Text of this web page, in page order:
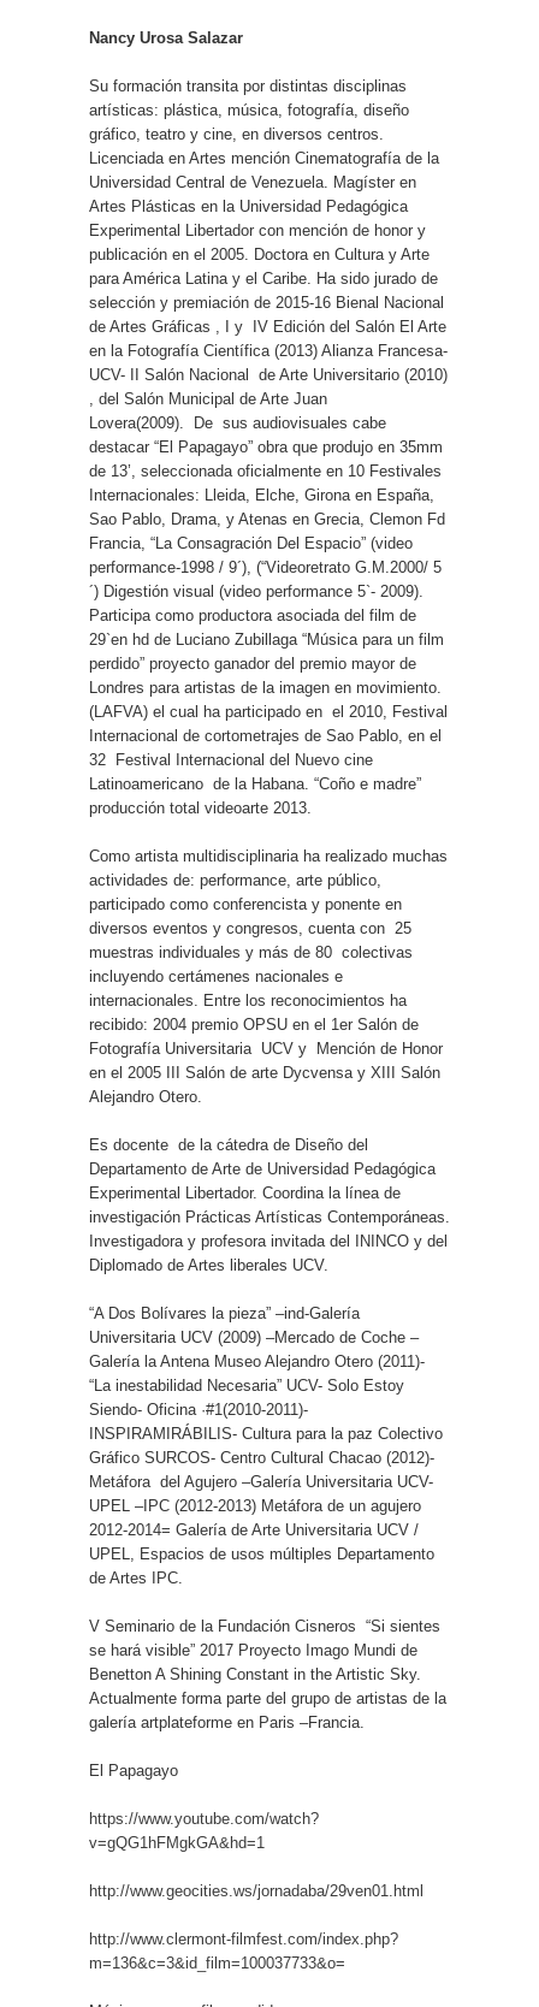
Nancy Urosa Salazar
Su formación transita por distintas disciplinas
artísticas: plástica, música, fotografía, diseño
gráfico, teatro y cine, en diversos centros.
Licenciada en Artes mención Cinematografía de la
Universidad Central de Venezuela. Magíster en
Artes Plásticas en la Universidad Pedagógica
Experimental Libertador con mención de honor y
publicación en el 2005. Doctora en Cultura y Arte
para América Latina y el Caribe. Ha sido jurado de
selección y premiación de 2015-16 Bienal Nacional
de Artes Gráficas , I y
IV Edición del Salón El Arte
en la Fotografía Científica (2013) Alianza Francesa-
UCV- II Salón Nacional
de Arte Universitario (2010)
, del Salón Municipal de Arte Juan
Lovera(2009). De sus audiovisuales cabe
destacar “El Papagayo” obra que produjo en 35mm
de 13’, seleccionada oficialmente en 10 Festivales
Internacionales: Lleida, Elche, Girona en España,
Sao Pablo, Drama, y Atenas en Grecia, Clemon Fd
Francia, “La Consagración Del Espacio” (video
performance-1998 / 9´), (“Videoretrato G.M.2000/ 5
´) Digestión visual (video performance 5`- 2009).
Participa como productora asociada del film de
29`en hd de Luciano Zubillaga “Música para un film
perdido” proyecto ganador del premio mayor de
Londres para artistas de la imagen en movimiento.
(LAFVA) el cual ha participado en el 2010, Festival
Internacional de cortometrajes de Sao Pablo, en el
32
Festival Internacional del Nuevo cine
Latinoamericano de la Habana. “Coño e madre”
producción total videoarte 2013.
Como artista multidisciplinaria ha realizado muchas
actividades de: performance, arte público,
participado como conferencista y ponente en
diversos eventos y congresos, cuenta con 25
muestras individuales y más de 80 colectivas
incluyendo certámenes nacionales e
internacionales. Entre los reconocimientos ha
recibido: 2004 premio OPSU en el 1er Salón de
Fotografía Universitaria UCV y
Mención de Honor
en el 2005 III Salón de arte Dycvensa y XIII Salón
Alejandro Otero.
Es docente de la cátedra de Diseño del
Departamento de Arte de Universidad Pedagógica
Experimental Libertador. Coordina la línea de
investigación Prácticas Artísticas Contemporáneas.
Investigadora y profesora invitada del ININCO y del
Diplomado de Artes liberales UCV.
“A Dos Bolívares la pieza” –ind-Galería
Universitaria UCV (2009) –Mercado de Coche –
Galería la Antena Museo Alejandro Otero (2011)-
“La inestabilidad Necesaria” UCV- Solo Estoy
Siendo- Oficina ·#1(2010-2011)-
INSPIRAMIRÁBILIS- Cultura para la paz Colectivo
Gráfico SURCOS- Centro Cultural Chacao (2012)-
Metáfora del Agujero –Galería Universitaria UCV-
UPEL –IPC (2012-2013) Metáfora de un agujero
2012-2014= Galería de Arte Universitaria UCV /
UPEL, Espacios de usos múltiples Departamento
de Artes IPC.
V Seminario de la Fundación Cisneros “Si sientes
se hará visible” 2017 Proyecto Imago Mundi de
Benetton A Shining Constant in the Artistic Sky.
Actualmente forma parte del grupo de artistas de la
galería artplateforme en Paris –Francia.
El Papagayo
https://www.youtube.com/watch?
v=gQG1hFMgkGA&hd=1
http://www.geocities.ws/jornadaba/29ven01.html
http://www.clermont-filmfest.com/index.php?
m=136&c=3&id_film=100037733&o=